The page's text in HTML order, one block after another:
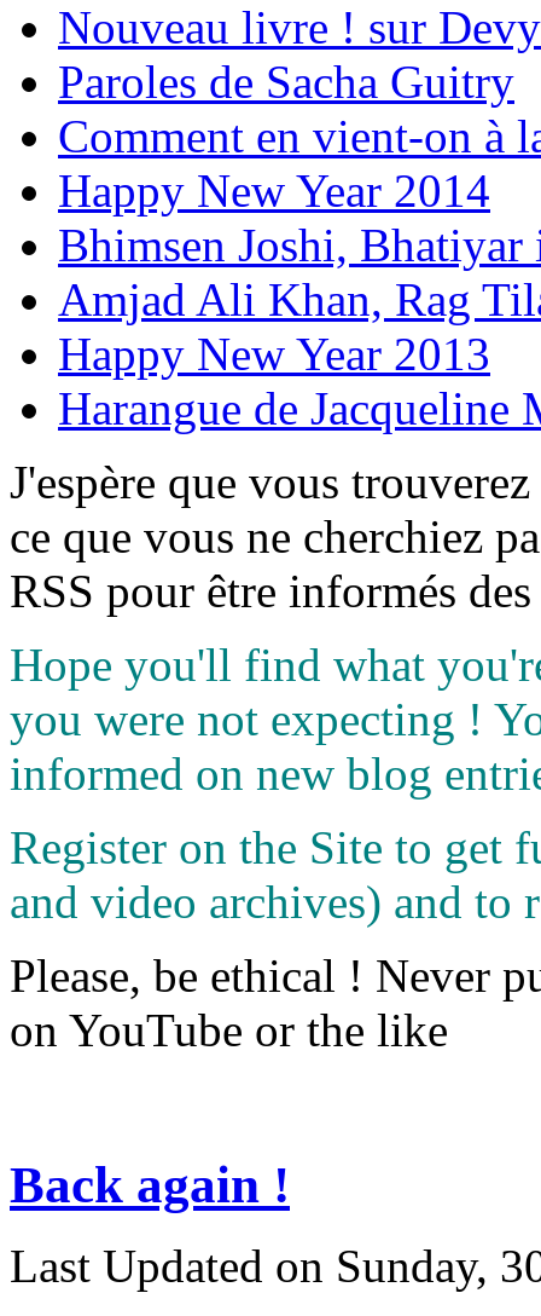
Nouveau livre ! sur
Paroles de Sacha Guitry
Comment en vient-on à
Happy New Year 2014
Bhimsen Joshi,
Amjad Ali Khan, Rag
Happy New Year 2013
Harangue de Jacqueline
J'espère que vous
ce que vous ne cherchiez
RSS pour être informés
Hope you'll find what
you were not expecting !
informed on new blog
Register on the Site to get
and video archives) and to
Please, be ethical ! Never
on YouTube or the like
Back again !
Last Updated on Sunday,